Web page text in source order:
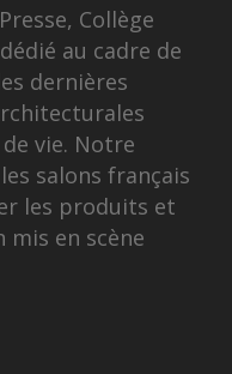
Collège
au cadre de
dernières
vie. Notre
salons français
les produits et
en scène